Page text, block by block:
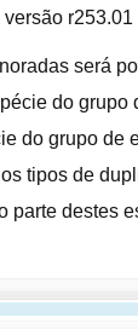
r253.01
será
do grupo
do grupo de
tipos de
parte destes